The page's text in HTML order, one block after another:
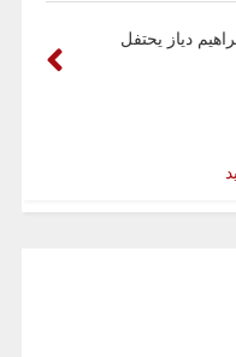
دياز يحتفل